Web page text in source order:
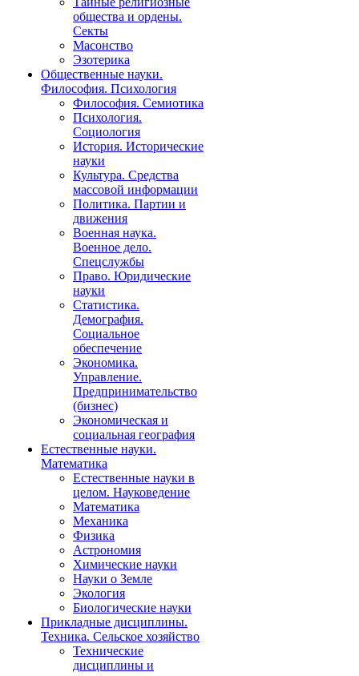
общества и ордены.
Секты
Масонство
Эзотерика
Общественные науки.
Философия. Психология
Философия. Семиотика
Психология.
Социология
История. Исторические
науки
Культура. Средства
массовой информации
Политика. Партии и
движения
Военная наука.
Военное дело.
Спецслужбы
Право. Юридические
науки
Статистика.
Демография.
Социальное
обеспечение
Экономика.
Управление.
Предпринимательство
(бизнес)
Экономическая и
социальная география
Естественные науки.
Математика
Естественные науки в
целом. Науковедение
Математика
Механика
Физика
Астрономия
Химические науки
Науки о Земле
Экология
Биологические науки
Прикладные дисциплины.
Техника. Сельское хозяйство
Технические
дисциплины и